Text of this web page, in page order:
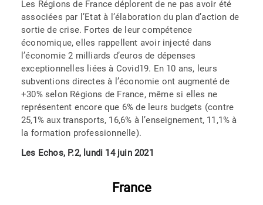
Les Régions de France déplorent de ne pas avoir été
associées par l’Etat à l’élaboration du plan d’action de
sortie de crise. Fortes de leur compétence
économique, elles rappellent avoir injecté dans
l’économie 2 milliards d’euros de dépenses
exceptionnelles liées à Covid19. En 10 ans, leurs
subventions directes à l’économie ont augmenté de
+30% selon Régions de France, même si elles ne
représentent encore que 6% de leurs budgets (contre
25,1% aux transports, 16,6% à l’enseignement, 11,1% à
la formation professionnelle).
Les Echos, P.2, lundi 14 juin 2021
France